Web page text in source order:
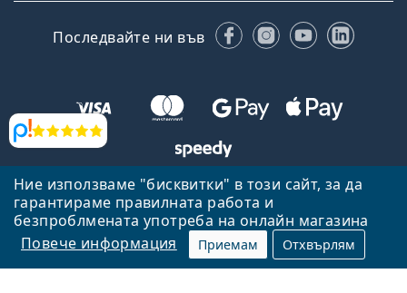
Ние използваме "бисквитки" в този сайт, за да
гарантираме правилната работа и
безпроблмената употреба на онлайн магазина
Повече информация
Приемам Отхвърлям
Прегледи
Последвайте ни във FacebookInstagram
YouTube
Назад към началната страница
Нагоре
Lentiamo.bg е собственост и се управлява от Lentiamo s.r.o.,
Република Чехия
Тук сме за вас в продължение на 18 години.